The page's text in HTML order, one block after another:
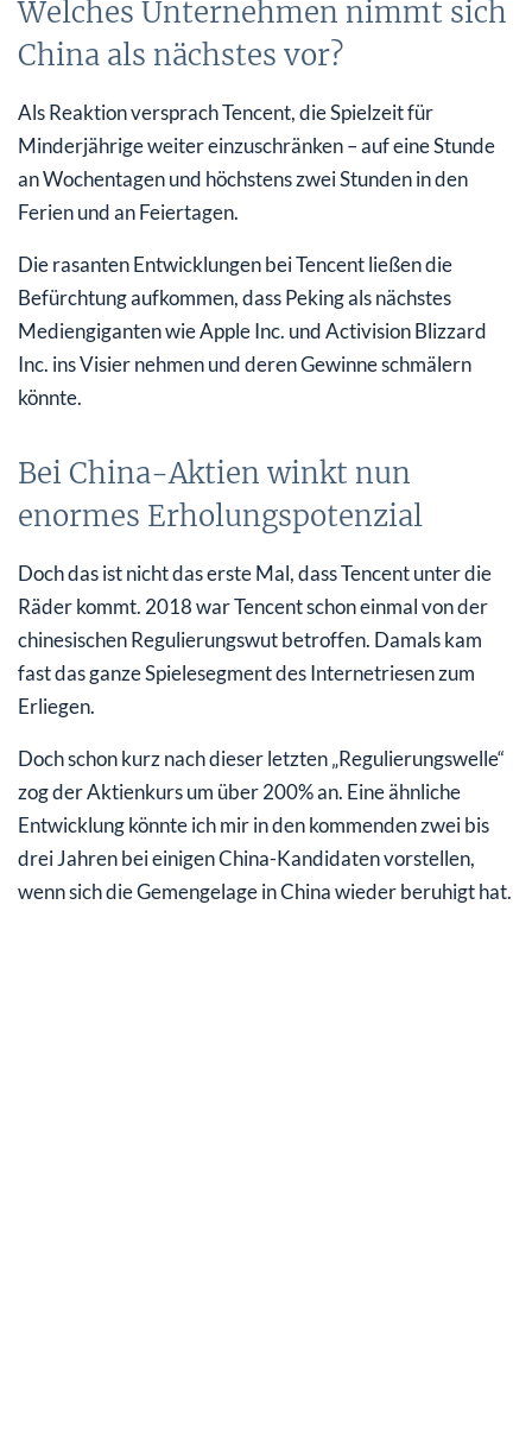
Welches Unternehmen nimmt sich
China als nächstes vor?
Als Reaktion versprach Tencent, die Spielzeit für
Minderjährige weiter einzuschränken – auf eine Stunde
an Wochentagen und höchstens zwei Stunden in den
Ferien und an Feiertagen.
Die rasanten Entwicklungen bei Tencent ließen die
Befürchtung aufkommen, dass Peking als nächstes
Mediengiganten wie Apple Inc. und Activision Blizzard
Inc. ins Visier nehmen und deren Gewinne schmälern
könnte.
Bei China-Aktien winkt nun
enormes Erholungspotenzial
Doch das ist nicht das erste Mal, dass Tencent unter die
Räder kommt. 2018 war Tencent schon einmal von der
chinesischen Regulierungswut betroffen. Damals kam
fast das ganze Spielesegment des Internetriesen zum
Erliegen.
Doch schon kurz nach dieser letzten „Regulierungswelle“
zog der Aktienkurs um über 200% an. Eine ähnliche
Entwicklung könnte ich mir in den kommenden zwei bis
drei Jahren bei einigen China-Kandidaten vorstellen,
wenn sich die Gemengelage in China wieder beruhigt hat.